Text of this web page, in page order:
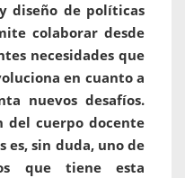
diseño de políticas
colaborar desde
necesidades que
en cuanto a
nuevos desafíos.
del cuerpo docente
es, sin duda, uno de
que tiene esta